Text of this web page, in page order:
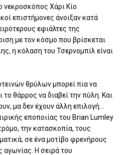
νεκροσκόπος Χάρι Κίο
επιστήμονες άνοιξαν κατά
εφιάλτες της
με τον κόσμο που βρίσκεται
η κόλαση του Τσερνομπίλ είναι
θρύλων μπορεί πια να
θάρρος να διαβεί την πύλη. Και
μα δεν έχουν άλλη επιλογή...
εποποιίας του Brian Lumley
την κατασκοπία, τους
σε ένα μοτίβο φρενήρους
αγωνίας. Η σειρά του